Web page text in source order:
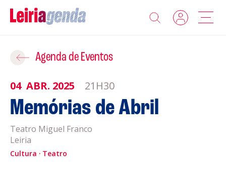
Agenda
Sobre a Leiriagenda
Promotores
Clubes Desportivos
Agenda de Eventos
04 ABR. 2025 21H30
Memórias de Abril
Teatro Miguel Franco
Leiria
Cultura Teatro
Adicionar ao Roteiro
ROTEIROS EXISTENTES
CRIAR NOVO